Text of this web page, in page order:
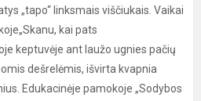
„tapo“ linksmais viščiukais. Vaikai
kai pats
keptuvėje ant laužo ugnies pačių
dešrelėmis, išvirta kvapnia
Edukacinėje pamokoje „Sodybos